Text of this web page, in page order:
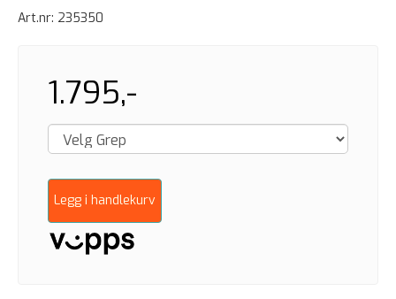
Art.nr: 235350
1.795,-
Legg i handlekurv